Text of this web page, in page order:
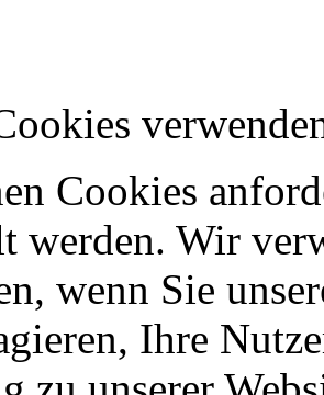
Cookies
werden. Wir
wenn Sie
Ihre